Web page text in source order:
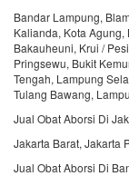
Bandar Lampung,
Kalianda, Kota
Bakauheuni, Krui /
Pringsewu, Bukit
Tengah, Lampung
Tulang Bawang,
Jual Obat Aborsi Di
Jakarta Barat, Jakarta
Jual Obat Aborsi Di